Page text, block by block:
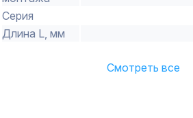
Серия
Длина L, мм
Смотреть все